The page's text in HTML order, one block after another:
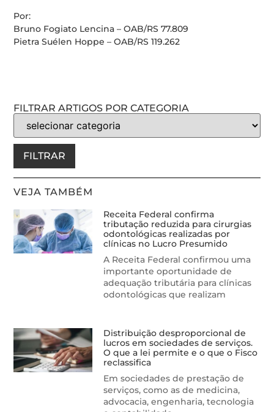
Por:
Bruno Fogiato Lencina – OAB/RS 77.809
Pietra Suélen Hoppe – OAB/RS 119.262
FILTRAR ARTIGOS POR CATEGORIA
FILTRAR
VEJA TAMBÉM
Receita Federal confirma
tributação reduzida para cirurgias
odontológicas realizadas por
clínicas no Lucro Presumido
A Receita Federal confirmou uma
importante oportunidade de
adequação tributária para clínicas
odontológicas que realizam
Distribuição desproporcional de
lucros em sociedades de serviços.
O que a lei permite e o que o Fisco
reclassifica
Em sociedades de prestação de
serviços, como as de medicina,
advocacia, engenharia, tecnologia